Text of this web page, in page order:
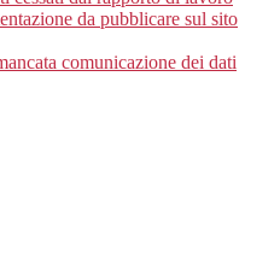
da pubblicare sul sito
comunicazione dei dati